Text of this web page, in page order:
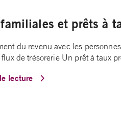
et prêts à
du revenu avec les
de trésorerie Un prêt à taux
lecture